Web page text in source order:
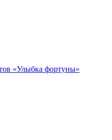
«Улыбка фортуны»